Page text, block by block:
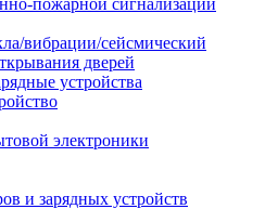
пожарной сигнализации
вибрации/сейсмический
дверей
устройства
электроники
и зарядных устройств